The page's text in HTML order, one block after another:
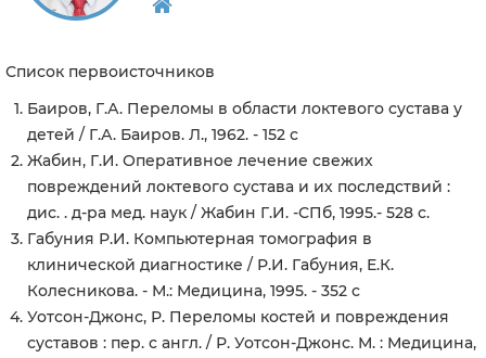
Список первоисточников
Баиров, Г.А. Переломы в области локтевого сустава у
детей / Г.А. Баиров. Л., 1962. - 152 с
Жабин, Г.И. Оперативное лечение свежих
повреждений локтевого сустава и их последствий :
дис. . д-ра мед. наук / Жабин Г.И. -СПб, 1995.- 528 с.
Габуния Р.И. Компьютерная томография в
клинической диагностике / Р.И. Габуния, Е.К.
Колесникова. - М.: Медицина, 1995. - 352 с
Уотсон-Джонс, Р. Переломы костей и повреждения
суставов : пер. с англ. / Р. Уотсон-Джонс. М. : Медицина,